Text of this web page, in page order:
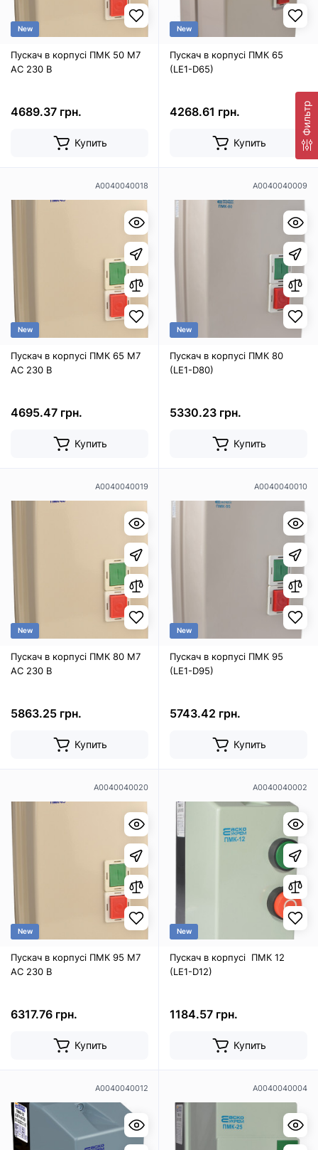
Фильтр
New
Пускач в корпусі ПМК 50 М7
AC 230 B
4689.37 грн.
Купить
New
Пускач в корпусі ПМК 65
(LE1-D65)
4268.61 грн.
Купить
A0040040018
New
Пускач в корпусі ПМК 65 М7
AC 230 B
4695.47 грн.
Купить
A0040040009
New
Пускач в корпусі ПМК 80
(LE1-D80)
5330.23 грн.
Купить
A0040040019
New
Пускач в корпусі ПМК 80 М7
AC 230 B
5863.25 грн.
Купить
A0040040010
New
Пускач в корпусі ПМК 95
(LE1-D95)
5743.42 грн.
Купить
A0040040020
New
Пускач в корпусі ПМК 95 М7
AC 230 B
6317.76 грн.
Купить
A0040040002
New
Пускач в корпусі ПМК 12
(LE1-D12)
1184.57 грн.
Купить
A0040040012 A0040040004